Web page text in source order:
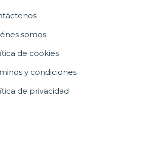
somos
de cookies
y condiciones
de privacidad